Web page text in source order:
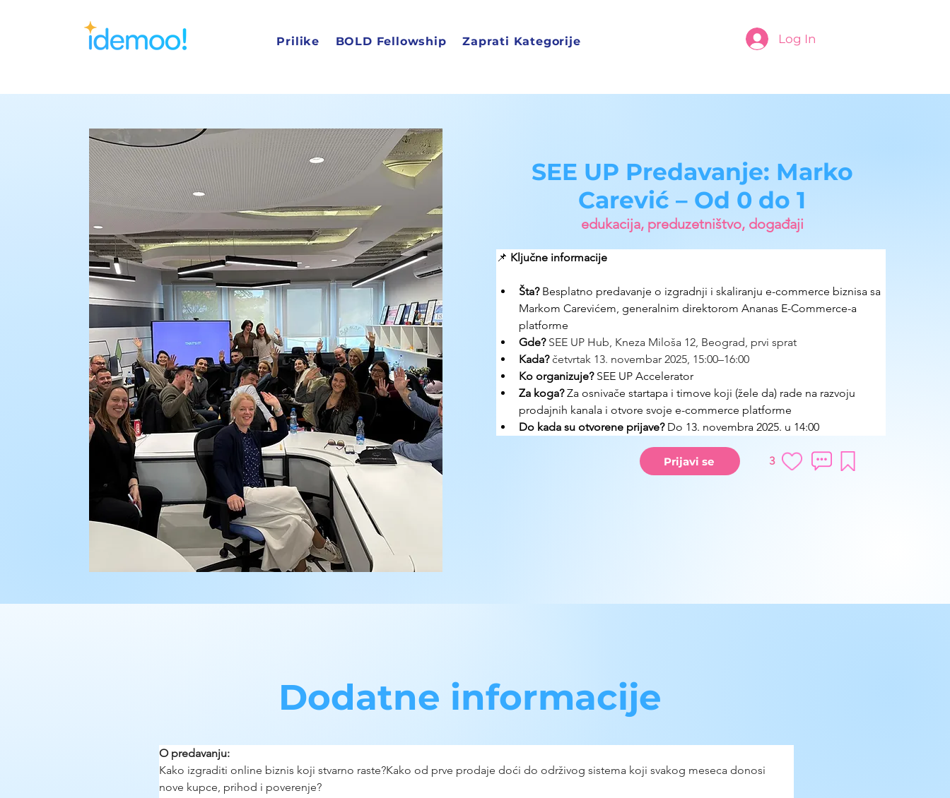
Prilike BOLD Fellowship Zaprati Kategorije Log In
SEE UP Predavanje: Marko
Carević – Od 0 do 1
edukacija, preduzetništvo, događaji
📌 Ključne informacije
Šta? Besplatno predavanje o izgradnji i skaliranju e-commerce biznisa sa
Markom Carevićem, generalnim direktorom Ananas E-Commerce-a
platforme
Gde? SEE UP Hub, Kneza Miloša 12, Beograd, prvi sprat
Kada? četvrtak 13. novembar 2025, 15:00–16:00
Ko organizuje? SEE UP Accelerator
Za koga? Za osnivače startapa i timove koji (žele da) rade na razvoju
prodajnih kanala i otvore svoje e-commerce platforme
Do kada su otvorene prijave? Do 13. novembra 2025. u 14:00
Prijavi se 3
Dodatne informacije
O predavanju:
Kako izgraditi online biznis koji stvarno raste?Kako od prve prodaje doći do održivog sistema koji svakog meseca donosi
nove kupce, prihod i poverenje?